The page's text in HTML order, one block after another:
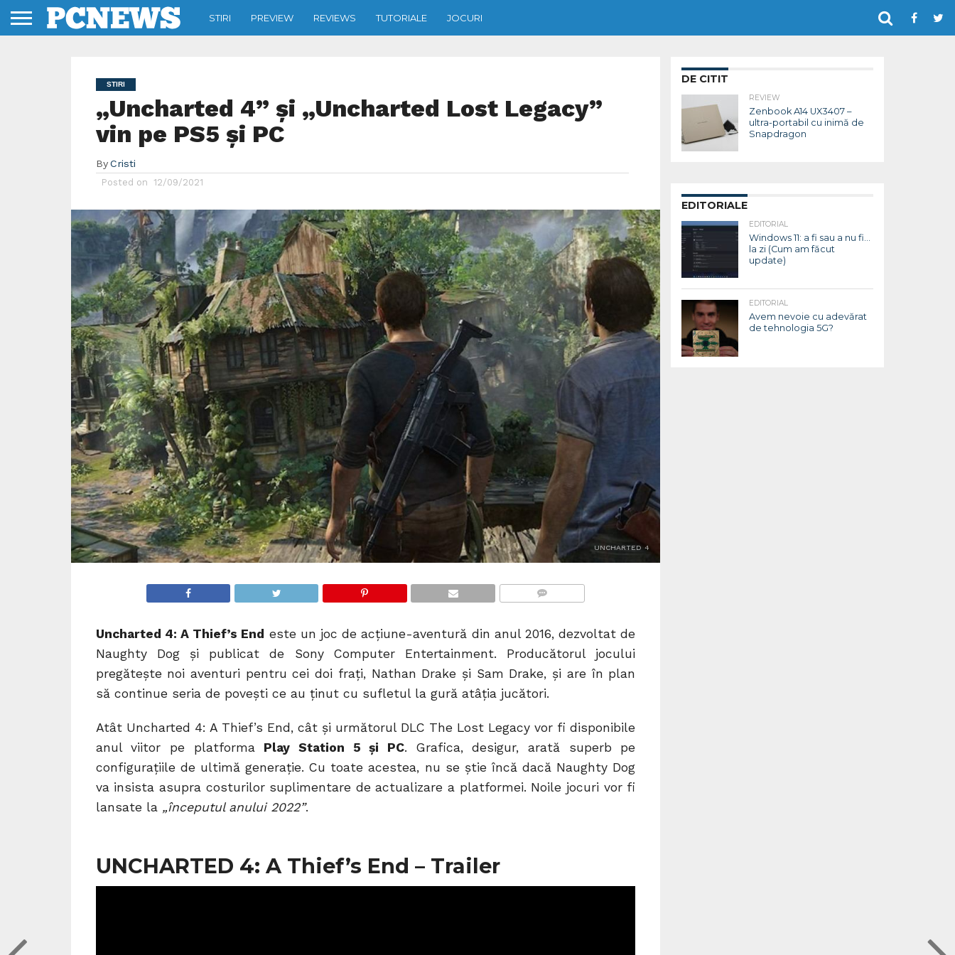
STIRI PREVIEW REVIEWS TUTORIALE JOCURI
STIRI
„Uncharted 4” și „Uncharted Lost Legacy”
vin pe PS5 și PC
By Cristi
Posted on 12/09/2021
UNCHARTED 4
Uncharted 4: A Thief’s End este un joc de acțiune-aventură din anul 2016, dezvoltat de
Naughty Dog și publicat de Sony Computer Entertainment. Producătorul jocului
pregătește noi aventuri pentru cei doi frați, Nathan Drake și Sam Drake, și are în plan
să continue seria de povești ce au ținut cu sufletul la gură atâția jucători.
Atât Uncharted 4: A Thief’s End, cât și următorul DLC The Lost Legacy vor fi disponibile
anul viitor pe platforma Play Station 5 și PC. Grafica, desigur, arată superb pe
configurațiile de ultimă generație. Cu toate acestea, nu se știe încă dacă Naughty Dog
va insista asupra costurilor suplimentare de actualizare a platformei. Noile jocuri vor fi
lansate la „începutul anului 2022”.
UNCHARTED 4: A Thief’s End – Trailer
DE CITIT
REVIEW
Zenbook A14 UX3407 –
ultra-portabil cu inimă de
Snapdragon
EDITORIALE
EDITORIAL
Windows 11: a fi sau a nu fi…
la zi (Cum am făcut
update)
EDITORIAL
Avem nevoie cu adevărat
de tehnologia 5G?